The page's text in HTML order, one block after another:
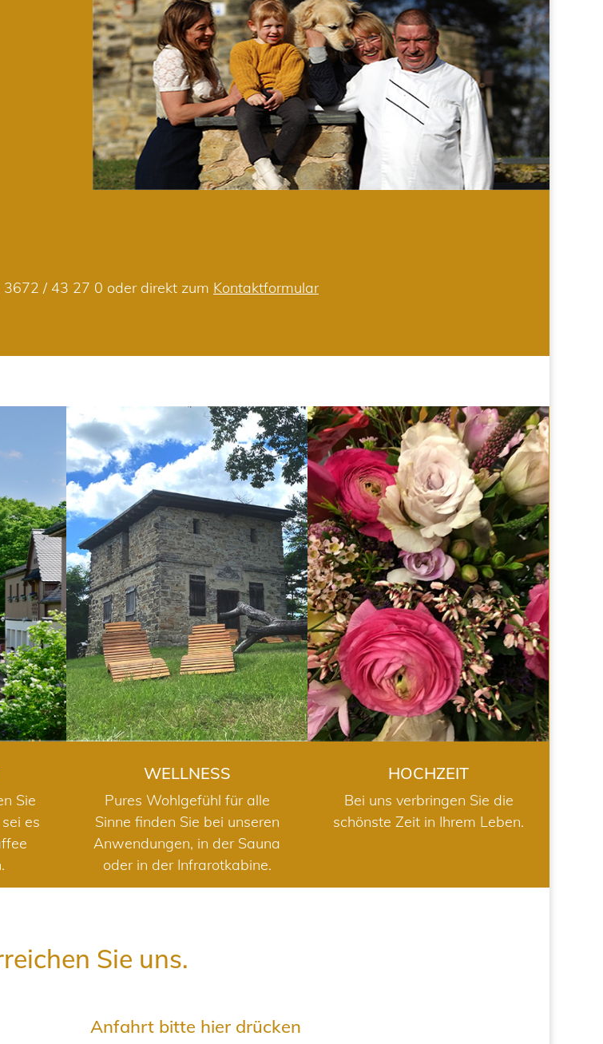
3672 / 43 27 0 oder direkt zum Kontaktformular
Sie
es
WELLNESS
WELLNESS
Pures Wohlgefühl für alle
Sinne finden Sie bei unseren
Anwendungen, in der Sauna
oder in der Infrarotkabine.
HOCHZEIT
HOCHZEIT
Bei uns verbringen Sie die
schönste Zeit in Ihrem Leben.
Sie uns.
Anfahrt bitte hier drücken